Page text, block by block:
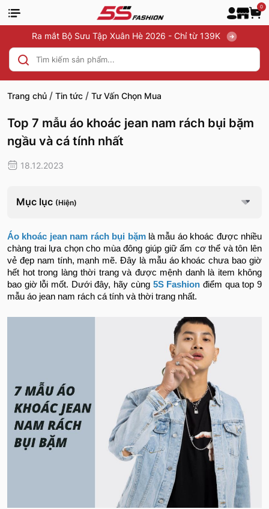
0
Ra mắt Bộ Sưu Tập Xuân Hè 2026 - Chỉ từ 139K
Trang chủ / Tin tức / Tư Vấn Chọn Mua
Top 7 mẫu áo khoác jean nam rách bụi bặm
ngầu và cá tính nhất
18.12.2023
Mục lục (Hiện)
Áo khoác jean nam rách bụi bặmlà mẫu áo khoác được nhiều
chàng trai lựa chọn cho mùa đông giúp giữ ấm cơ thể và tôn lên
vẻ đẹp nam tính, mạnh mẽ. Đây là mẫu áo khoác chưa bao giờ
hết hot trong làng thời trang và được mệnh danh là item không
bao giờ lỗi mốt. Dưới đây, hãy cùng 5S Fashion điểm qua top 9
mẫu áo jean nam rách cá tính và thời trang nhất.